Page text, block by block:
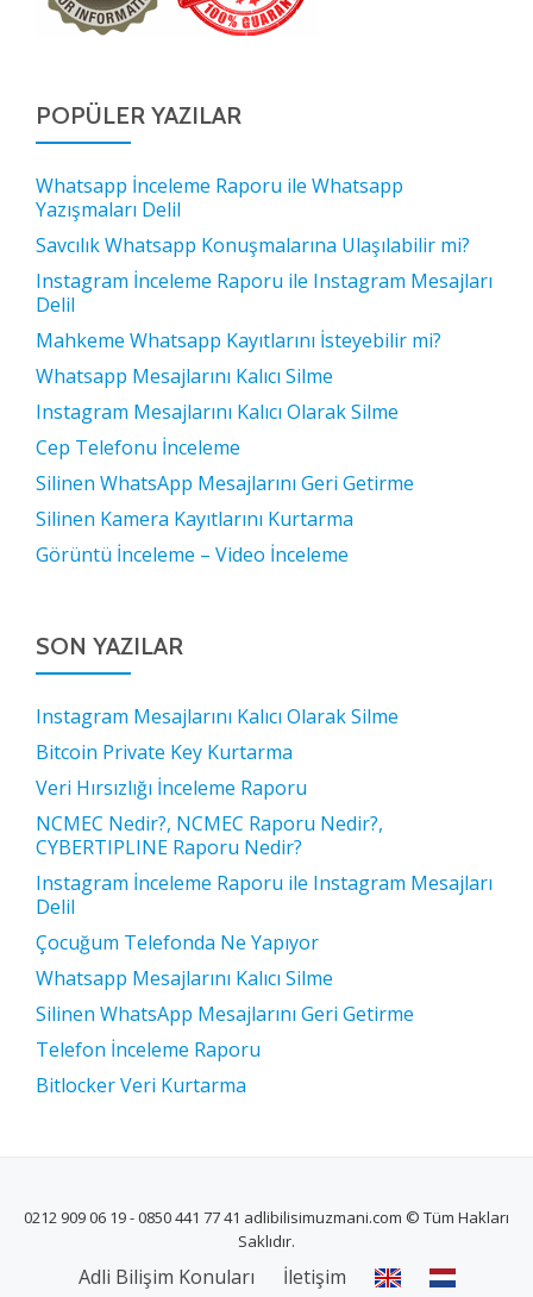
POPÜLER YAZILAR
Whatsapp İnceleme Raporu ile Whatsapp
Yazışmaları Delil
Savcılık Whatsapp Konuşmalarına Ulaşılabilir mi?
Instagram İnceleme Raporu ile Instagram Mesajları
Delil
Mahkeme Whatsapp Kayıtlarını İsteyebilir mi?
Whatsapp Mesajlarını Kalıcı Silme
Instagram Mesajlarını Kalıcı Olarak Silme
Cep Telefonu İnceleme
Silinen WhatsApp Mesajlarını Geri Getirme
Silinen Kamera Kayıtlarını Kurtarma
Görüntü İnceleme – Video İnceleme
SON YAZILAR
Instagram Mesajlarını Kalıcı Olarak Silme
Bitcoin Private Key Kurtarma
Veri Hırsızlığı İnceleme Raporu
NCMEC Nedir?, NCMEC Raporu Nedir?,
CYBERTIPLINE Raporu Nedir?
Instagram İnceleme Raporu ile Instagram Mesajları
Delil
Çocuğum Telefonda Ne Yapıyor
Whatsapp Mesajlarını Kalıcı Silme
Silinen WhatsApp Mesajlarını Geri Getirme
Telefon İnceleme Raporu
Bitlocker Veri Kurtarma
0212 909 06 19 - 0850 441 77 41 adlibilisimuzmani.com © Tüm Hakları
Saklıdır.
İKINCILAdli Bilişim Konuları İletişim